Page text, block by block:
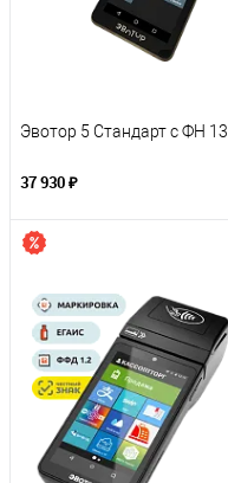
Эвотор 5 Стандарт с ФН 13
37 930 ₽